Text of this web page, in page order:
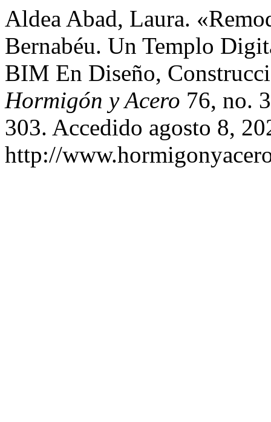
Aldea Abad, Laura.
Bernabéu. Un Templo
BIM En Diseño,
Hormigón y Acero 76, no.
303. Accedido agosto 8,
http://